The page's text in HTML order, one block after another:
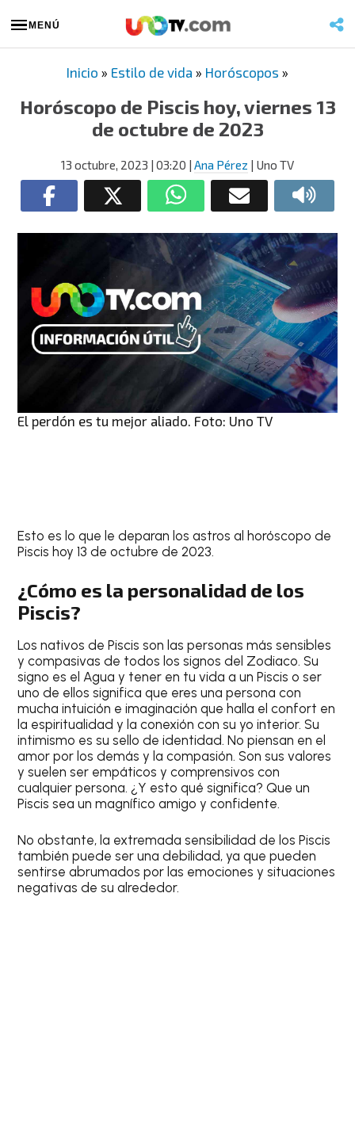
MENÚ
Inicio » Estilo de vida » Horóscopos »
Horóscopo de Piscis hoy, viernes 13
de octubre de 2023
13 octubre, 2023 | 03:20 | Ana Pérez | Uno TV
El perdón es tu mejor aliado. Foto: Uno TV
Esto es lo que le deparan los astros alhoróscopo de
Piscis hoy 13 de octubre de 2023.
¿Cómo es la personalidad de los
Piscis?
Los nativos dePiscis son las personas más sensibles
y compasivas de todos los signos del Zodiaco. Su
signo es el Agua y tener en tu vida a unPiscis o ser
uno de ellos significa que eres una persona con
mucha intuición e imaginación que halla el confort en
la espiritualidad y la conexión con su yo interior. Su
intimismo es su sello de identidad. No piensan en el
amor por los demás y la compasión. Son sus valores
y suelen ser empáticos y comprensivos con
cualquier persona. ¿Y esto qué significa? Que un
Piscis sea un magnífico amigo y confidente.
No obstante, la extremada sensibilidad de losPiscis
también puede ser una debilidad, ya que pueden
sentirse abrumados por las emociones y situaciones
negativas de su alrededor.